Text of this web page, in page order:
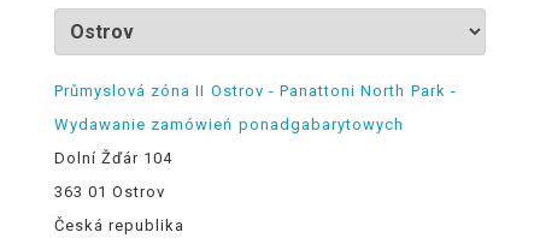
Průmyslová zóna II Ostrov - Panattoni North Park -
Wydawanie zamówień ponadgabarytowych
Dolní Žďár 104
363 01 Ostrov
Česká republika